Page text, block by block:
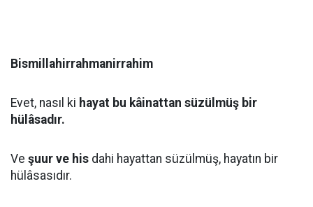
Bismillahirrahmanirrahim
Evet, nasıl ki hayat bu kâinattan süzülmüş bir
hülâsadır.
Ve şuur ve his dahi hayattan süzülmüş, hayatın bir
hülâsasıdır.